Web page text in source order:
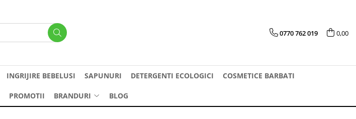
0770 762 019 0,00
INGRIJIRE BEBELUSI SAPUNURI DETERGENTI ECOLOGICI COSMETICE BARBATI
PROMOTII BRANDURI BLOG